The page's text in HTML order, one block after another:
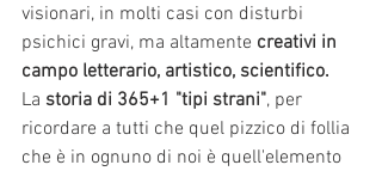
visionari, in molti casi con disturbi
psichici gravi, ma altamente creativi in
campo letterario, artistico, scientifico.
La storia di 365+1 "tipi strani", per
ricordare a tutti che quel pizzico di follia
che è in ognuno di noi è quell'elemento